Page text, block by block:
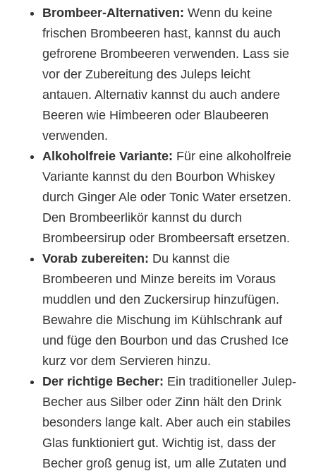
Brombeer-Alternativen: Wenn du keine
frischen Brombeeren hast, kannst du auch
gefrorene Brombeeren verwenden. Lass sie
vor der Zubereitung des Juleps leicht
antauen. Alternativ kannst du auch andere
Beeren wie Himbeeren oder Blaubeeren
verwenden.
Alkoholfreie Variante: Für eine alkoholfreie
Variante kannst du den Bourbon Whiskey
durch Ginger Ale oder Tonic Water ersetzen.
Den Brombeerlikör kannst du durch
Brombeersirup oder Brombeersaft ersetzen.
Vorab zubereiten: Du kannst die
Brombeeren und Minze bereits im Voraus
muddlen und den Zuckersirup hinzufügen.
Bewahre die Mischung im Kühlschrank auf
und füge den Bourbon und das Crushed Ice
kurz vor dem Servieren hinzu.
Der richtige Becher: Ein traditioneller Julep-
Becher aus Silber oder Zinn hält den Drink
besonders lange kalt. Aber auch ein stabiles
Glas funktioniert gut. Wichtig ist, dass der
Becher groß genug ist, um alle Zutaten und